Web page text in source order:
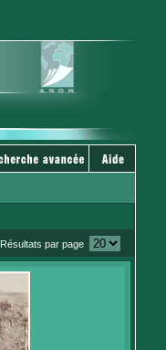
Résultats par page